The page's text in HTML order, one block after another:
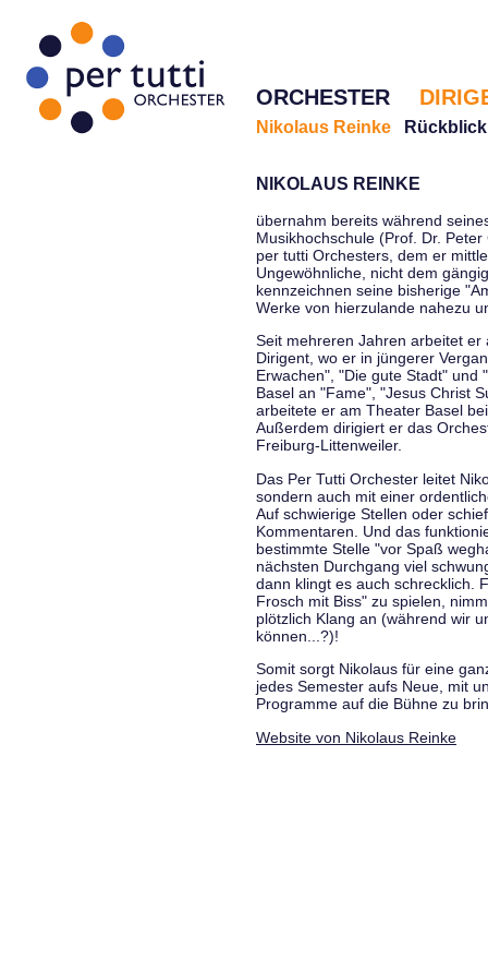
ORCHESTER
Nikolaus Reinke Rückblick
NIKOLAUS REINKE
übernahm bereits während
Musikhochschule (Prof. Dr.
per tutti Orchesters, dem er
Ungewöhnliche, nicht dem
kennzeichnen seine bisherige
Werke von hierzulande nahezu
Seit mehreren Jahren arbeitet
Dirigent, wo er in jüngerer
Erwachen", "Die gute Stadt" und
Basel an "Fame", "Jesus Christ
arbeitete er am Theater Basel
Außerdem dirigiert er das
Freiburg-Littenweiler.
Das Per Tutti Orchester leitet
sondern auch mit einer
Auf schwierige Stellen oder
Kommentaren. Und das
bestimmte Stelle "vor Spaß
nächsten Durchgang viel
dann klingt es auch schrecklich.
Frosch mit Biss" zu spielen,
plötzlich Klang an (während wir
können...?)!
Somit sorgt Nikolaus für eine
jedes Semester aufs Neue, mit
Programme auf die Bühne zu
Website von Nikolaus Reinke